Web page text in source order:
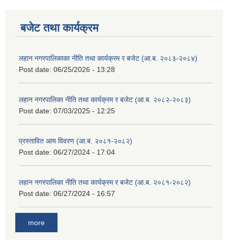
बजेट तथा कार्यक्रम
लहान नगरपालिकाका नीति तथा कार्यक्रम र बजेट (आ.ब. २०८३-२०८४)
Post date: 06/25/2026 - 13:28
लहान नगरपालिका नीति तथा कार्यक्रम र बजेट (आ.ब. २०८२-२०८३)
Post date: 07/03/2025 - 12:25
प्रस्तावित आय विवरण (आ.ब. २०८१-२०८२)
Post date: 06/27/2024 - 17:04
लहान नगरपालिका नीति तथा कार्यक्रम र बजेट (आ.ब. २०८१-२०८२)
Post date: 06/27/2024 - 16:57
more